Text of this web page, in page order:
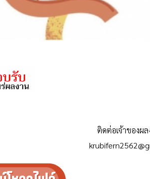
ติดต่อเจ้าของผ